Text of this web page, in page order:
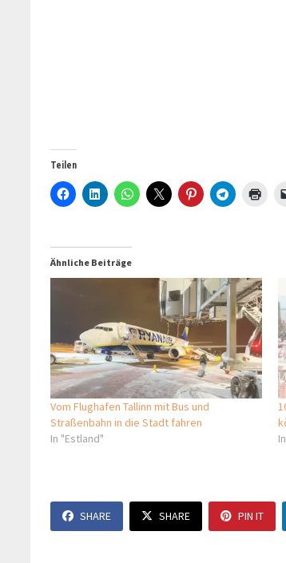
Teilen
Ähnliche Beiträge
Vom Flughafen Tallinn mit Bus und
Straßenbahn in die Stadt fahren
In "Estland"
SHARE SHARE PIN IT